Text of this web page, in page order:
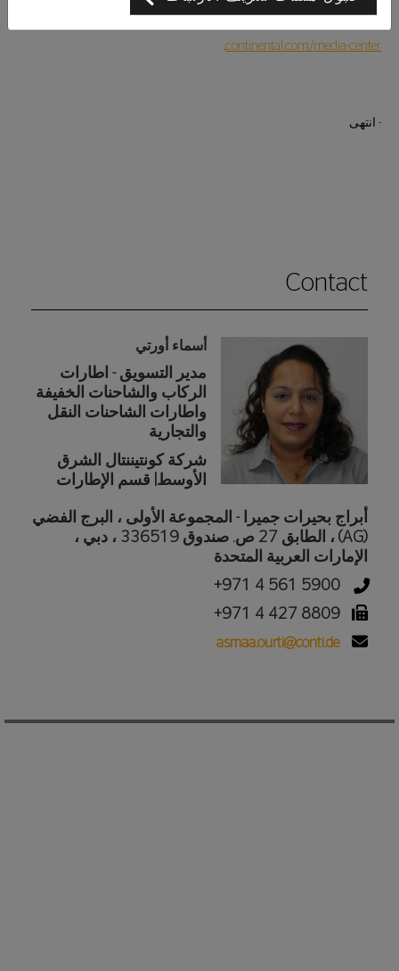
continental.com/media-center
.
- انتهى
Contact
أسماء أورتي
مدير التسويق - اطارات
الركاب والشاحنات الخفيفة
واطارات الشاحنات النقل
والتجارية
شركة كونتيننتال الشرق
الأوسط| قسم الإطارات
أبراج بحيرات جميرا - المجموعة الأولى ، البرج الفضي
(AG) ، الطابق 27 ص. صندوق 336519 ، دبي ،
الإمارات العربية المتحدة
+971 4 561 5900
+971 4 427 8809
asmaa.ourti@conti.de